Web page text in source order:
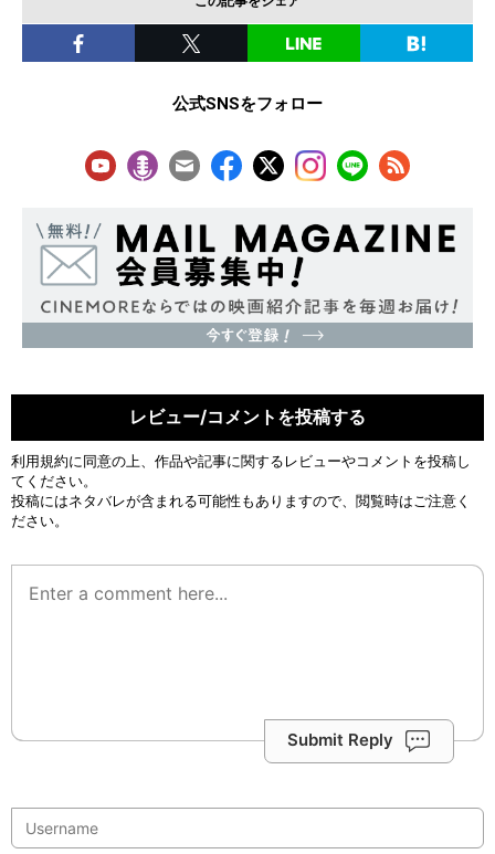
公式SNSをフォロー
レビュー/コメントを投稿する
利用規約に同意の上、作品や記事に関するレビューやコメントを投稿し
てください。
投稿にはネタバレが含まれる可能性もありますので、閲覧時はご注意く
ださい。
Submit Reply